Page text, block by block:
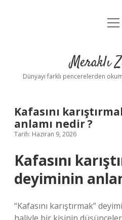
Yasal
Meraklı
Dünyayı farklı pencerelerden
Kafasını
anlamı nedir ?
Tarih: Haziran 9, 2026
Kafasını
deyiminin
“Kafasını karıştırmak”